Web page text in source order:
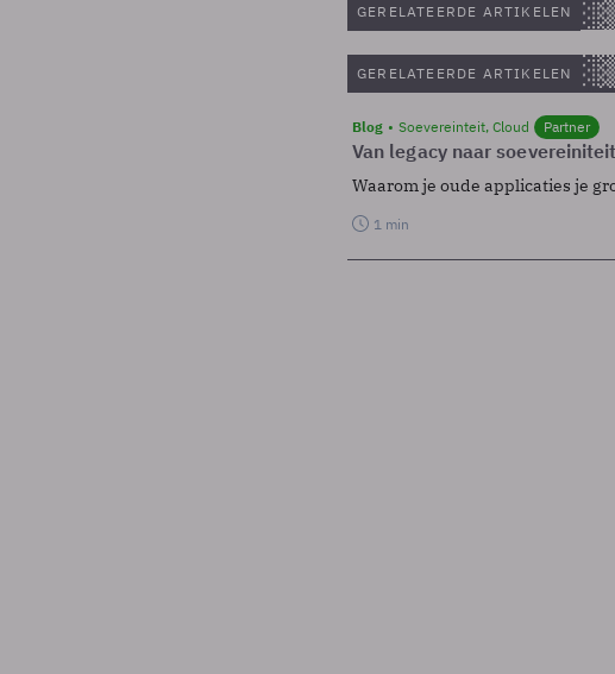
GERELATEERDE ARTIKELEN
GERELATEERDE ARTIKELEN
Blog Soevereinteit, Cloud Partner
Van legacy naar soevereiniteit
Waarom je oude applicaties je
1 min